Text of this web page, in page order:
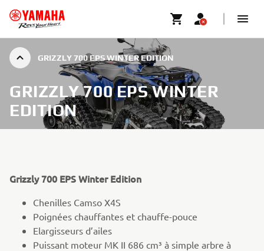
GRIZZLY 700 EPS WINTER EDITION
GRIZZLY 700 EPS WINTER
EDITION
Grizzly 700 EPS Winter Edition
Chenilles Camso X4S
Poignées chauffantes et chauffe-pouce
Elargisseurs d’ailes
Puissant moteur MK II 686 cm³ à simple arbre à